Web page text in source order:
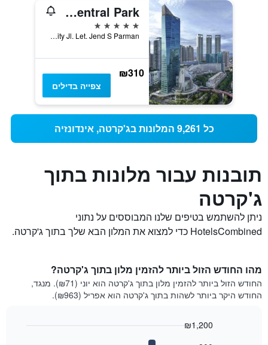
Pullman Jakarta Central Park
5 כוכבים
Podomoro City Jl. Let. Jend S Parman, ג'קרטה, אינדונזיה
₪310
צפייה בדילים
כל 9,261 המלונות בג'קרטה, אינדונזיה
תובנות עבור מלונות בתוך
ג'קרטה
ניתן להשתמש בטיפים שלנו המבוססים על נתוני
HotelsCombined כדי למצוא את המלון הבא שלך בתוך ג'קרטה.
מהו החודש הזול ביותר להזמין מלון בתוך ג'קרטה?
החודש הזול ביותר להזמין מלון בתוך ג'קרטה הוא יוני (₪71). מנגד,
החודש היקר ביותר לשהות בתוך ג'קרטה הוא אפריל (₪963).
₪1,200